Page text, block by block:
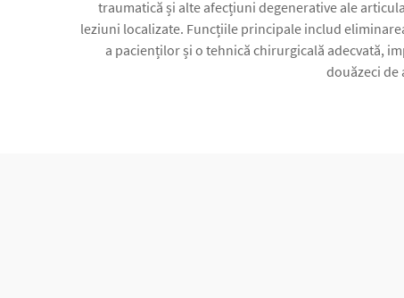
traumatică și alte afecțiuni degenerative ale
leziuni localizate. Funcțiile principale includ
a pacienților și o tehnică chirurgicală adecvată,
douăzeci de